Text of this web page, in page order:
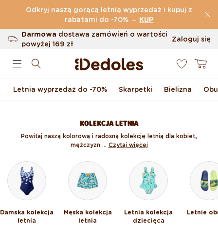
Przejdź do treści
Odkryj naszą gorącą letnią wyprzedaż i kupuj z
rabatami do -70% → KUP
(32.819 Opinie)
Darmowa dostawa zamówień o wartości
powyżej169 zł
Możliwość zwrotu w ciągu 100 dni
Zaloguj się
Koszyk
Letnia wyprzedaż do -70% Skarpetki Bielizna
KOLEKCJA LETNIA
Powitaj naszą kolorową i radosną kolekcję letnią dla kobiet,
mężczyzn ... Czytaj więcej
Damska kolekcja
letnia
Męska kolekcja
letnia
Letnia kolekcja
dziecięca
Letnie